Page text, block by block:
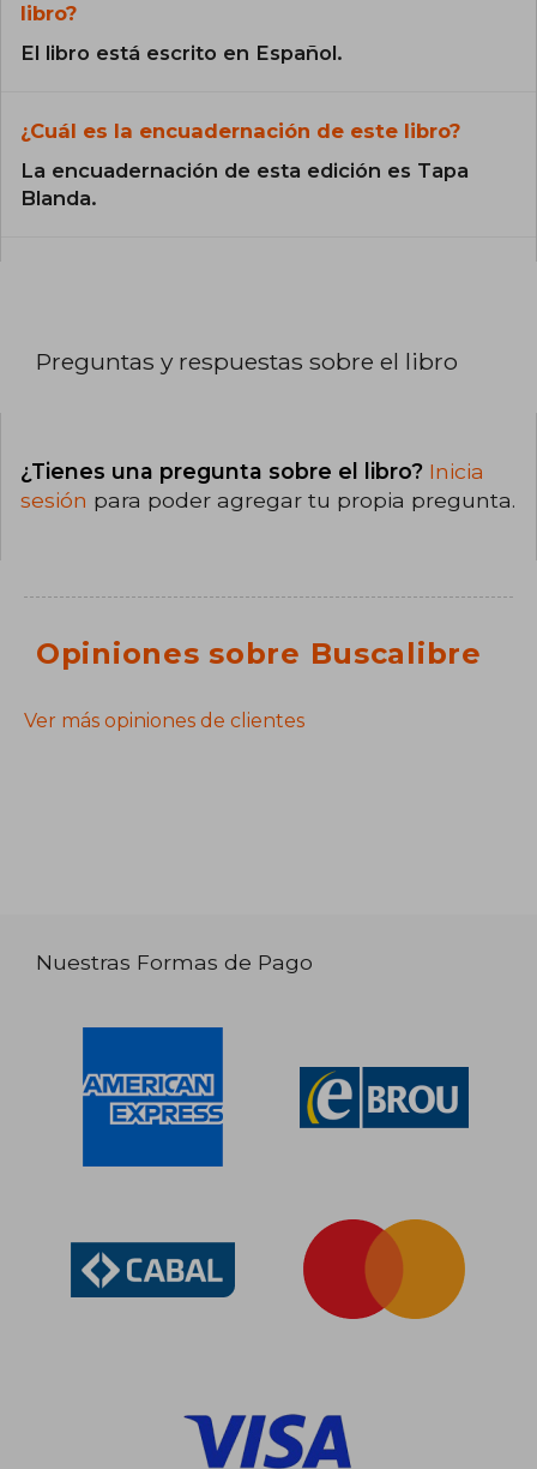
libro?
El libro está escrito en Español.
¿Cuál es la encuadernación de este libro?
La encuadernación de esta edición es Tapa
Blanda.
Preguntas y respuestas sobre el libro
¿Tienes una pregunta sobre el libro? Inicia
sesión para poder agregar tu propia pregunta.
Opiniones sobre Buscalibre
Ver más opiniones de clientes
Nuestras Formas de Pago